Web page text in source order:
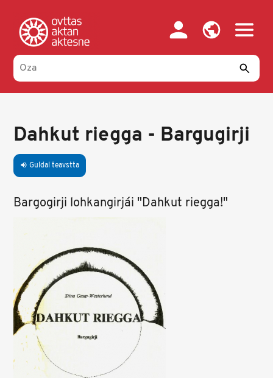
main
content
Dahkut riegga - Bargugirji
volume_up Guldal teavstta
Bargogirji lohkangirjái "Dahkut riegga!"